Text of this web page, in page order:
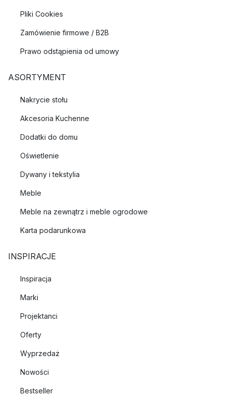
Pliki Cookies
Zamówienie firmowe / B2B
Prawo odstąpienia od umowy
ASORTYMENT
Nakrycie stołu
Akcesoria Kuchenne
Dodatki do domu
Oświetlenie
Dywany i tekstylia
Meble
Meble na zewnątrz i meble ogrodowe
Karta podarunkowa
INSPIRACJE
Inspiracja
Marki
Projektanci
Oferty
Wyprzedaż
Nowości
Bestseller